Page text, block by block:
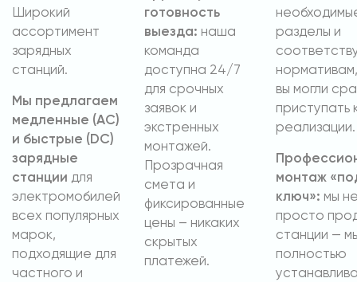
Широкий
ассортимент
зарядных
станций.
Мы предлагаем
медленные (AC)
и быстрые (DC)
зарядные
станции для
электромобилей
всех популярных
марок,
подходящие для
частного и
готовность
выезда: наша
команда
доступна 24/7
для срочных
заявок и
экстренных
монтажей.
Прозрачная
смета и
фиксированные
цены – никаких
скрытых
платежей.
разделы и
вы могли
приступать
реализации.
монтаж
ключ»: мы
просто
станции —
полностью